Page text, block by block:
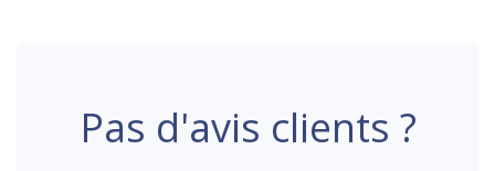
Pas d'avis clients ?